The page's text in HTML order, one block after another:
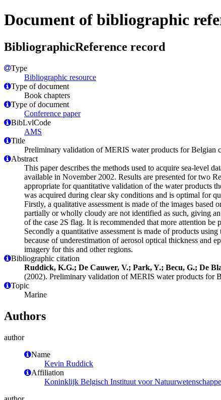
Document of bibliographic
BibliographicReference record
Type
Bibliographic resource
Type of document
Book chapters
Type of document
Conference paper
BibLvlCode
AMS
Title
Preliminary validation of MERIS water products for Belgian
Abstract
This paper describes the methods used to acquire sea-level
available in November 2002. Results are presented for two
appropriate for quantitative validation of the water products
was acquired during clear sky conditions and is optimal for
Firstly, a qualitative assessment is made of the images
partially or wholly cloudy are not identified as such, giving
of the case 2S flag. It is recommended that more attention
Secondly a quantitative assessment is made of products
because of underestimation of aerosol optical thickness and
imagery for this and other regions.
Bibliographic citation
Ruddick, K.G.; De Cauwer, V.; Park, Y.; Becu, G.; De
(2002). Preliminary validation of MERIS water products for
Topic
Marine
Authors
author
Name
Kevin Ruddick
Affiliation
Koninklijk Belgisch Instituut voor